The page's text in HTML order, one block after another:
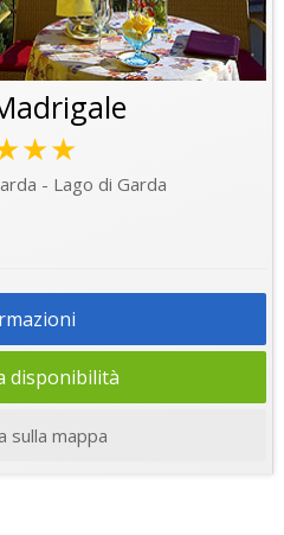
- Lago di Garda
disponibilità
sulla mappa